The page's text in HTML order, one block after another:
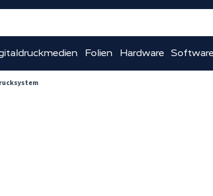
Folien Hardware Software